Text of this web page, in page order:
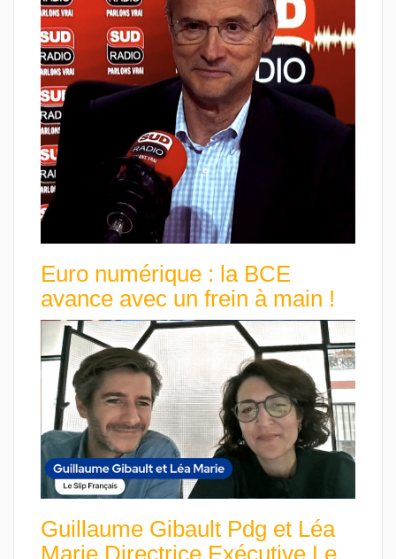
Euro numérique : la BCE
avance avec un frein à main !
Guillaume Gibault Pdg et Léa
Marie Directrice Exécutive Le